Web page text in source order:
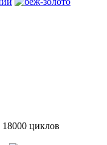
18000 циклов